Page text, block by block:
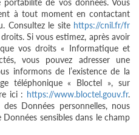
de vos données. Vous
à tout moment en contactant
Consultez le site https://cnil.fr/fr
Si vous estimez, après avoir
vos droits « Informatique et
vous pouvez adresser une
informons de l’existence de la
téléphonique « Bloctel », sur
ici : https://www.bloctel.gouv.fr.
Données personnelles, nous
sensibles dans le champ